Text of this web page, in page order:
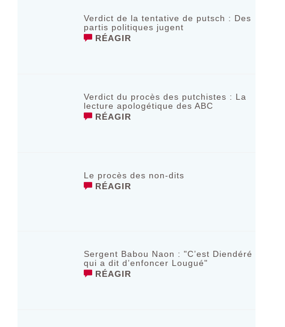
Verdict de la tentative de putsch : Des
partis politiques jugent
RÉAGIR
Verdict du procès des putchistes : La
lecture apologétique des ABC
RÉAGIR
Le procès des non-dits
RÉAGIR
Sergent Babou Naon : "C’est Diendéré
qui a dit d’enfoncer Lougué"
RÉAGIR